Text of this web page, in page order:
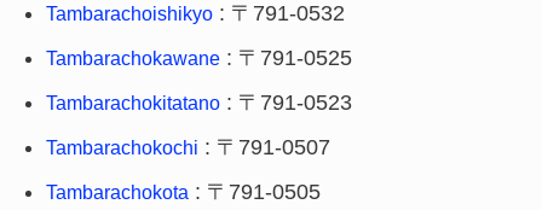
Tambarachoishikyo : 〒791-0532
Tambarachokawane : 〒791-0525
Tambarachokitatano : 〒791-0523
Tambarachokochi : 〒791-0507
Tambarachokota : 〒791-0505